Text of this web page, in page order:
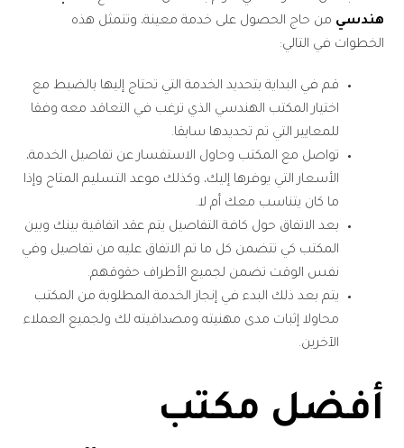
هندسي من حاج الحصول على خدمة معينة، وتتمثل هذه
الخطوات في التالي:
قم في البداية بتحديد الخدمة التي تحتاج إليها بالضبط مع
اختيار المكتب الهندسي الذي ترغب في التعاقد معه وفقا
للمعايير التي تم تحديدها سابقا.
تواصل مع المكتب وحاول الاستفسار عن تفاصيل الخدمة،
الأسعار التي يوفرها إليك، وكذلك موعد التسليم المتاح وإذا
ما كان يتناسب معك أم لا.
بعد الاتفاق حول كافة التفاصيل يتم عقد اتفاقية بينك وبين
المكتب كي تتضمن كل ما تم الاتفاق عليه من تفاصيل وفي
نفس الوقت تضمن لجميع الأطراف حقوقهم.
يتم بعد ذلك البدء في إنجاز الخدمة المطلوبة من المكتب
محاولا إثبات مدى مهنيته ومصداقيته لك ولجميع العملاء
الآخرين.
أفضل مكتب